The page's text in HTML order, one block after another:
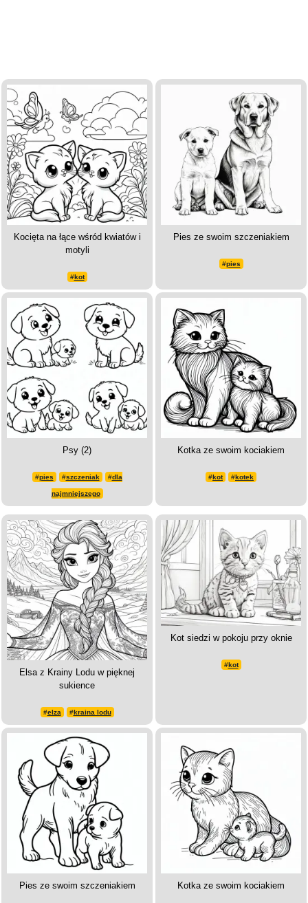
Kocięta na łące wśród kwiatów i
motyli
#kot
Pies ze swoim szczeniakiem
#pies
Psy (2)
#pies #szczeniak #dla
najmniejszego
Kotka ze swoim kociakiem
#kot #kotek
Elsa z Krainy Lodu w pięknej
sukience
#elza #kraina lodu
Kot siedzi w pokoju przy oknie
#kot
Pies ze swoim szczeniakiem Kotka ze swoim kociakiem